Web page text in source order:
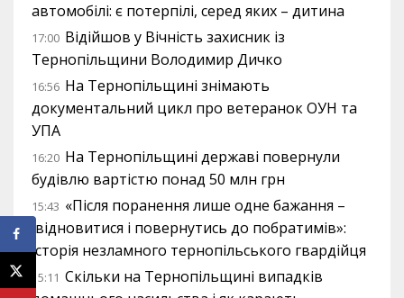
автомобілі: є потерпілі, серед яких – дитина
17:00 Відійшов у Вічність захисник із
Тернопільщини Володимир Дичко
16:56 На Тернопільщині знімають
документальний цикл про ветеранок ОУН та
УПА
16:20 На Тернопільщині державі повернули
будівлю вартістю понад 50 млн грн
15:43 «Після поранення лише одне бажання –
відновитися і повернутись до побратимів»:
історія незламного тернопільського гвардійця
15:11 Скільки на Тернопільщині випадків